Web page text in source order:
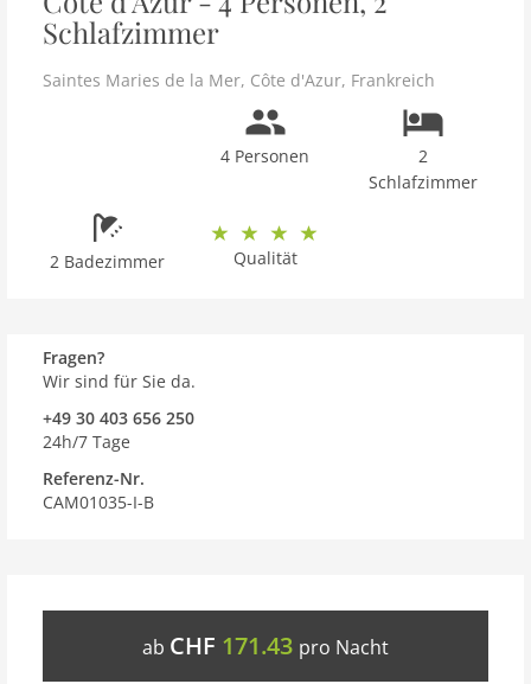
Schlafzimmer
Saintes Maries de la Mer, Côte d'Azur, Frankreich
4 Personen
2
Schlafzimmer
2 Badezimmer Qualität
Fragen?
Wir sind für Sie da.
+49 30 403 656 250
24h/7 Tage
Referenz-Nr.
CAM01035-I-B
ab CHF 171.43 pro Nacht